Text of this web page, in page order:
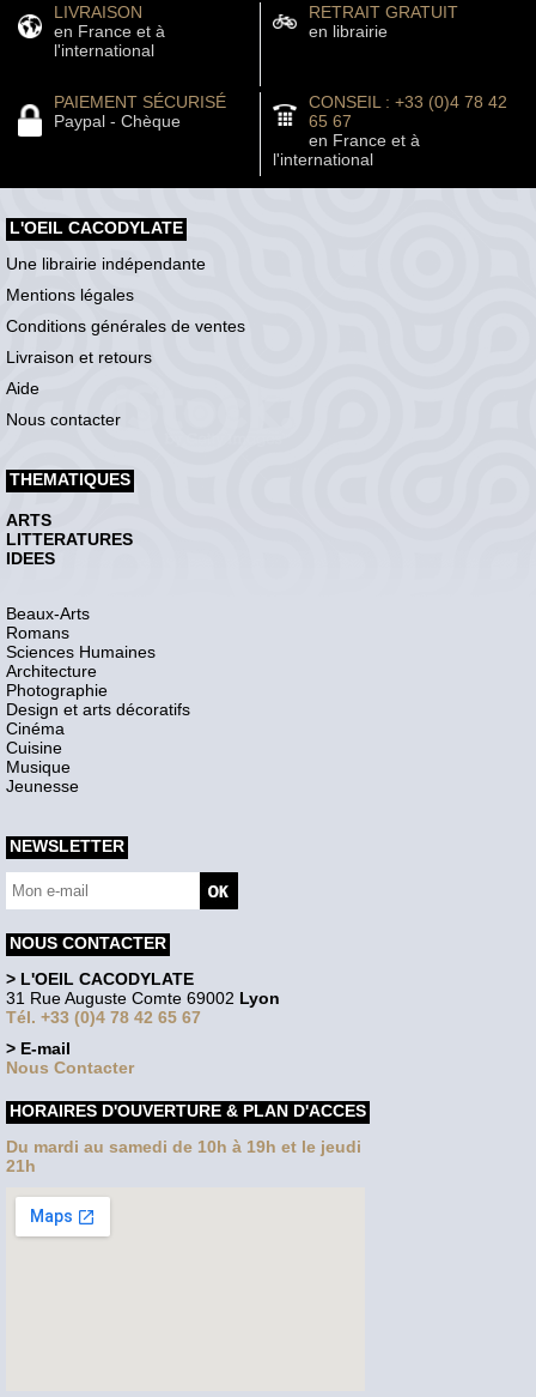
LIVRAISON
en France et à
l'international
RETRAIT GRATUIT
en librairie
PAIEMENT SÉCURISÉ
Paypal - Chèque
CONSEIL : +33 (0)4 78 42
65 67
en France et à
l'international
L'OEIL CACODYLATE
Une librairie indépendante
Mentions légales
Conditions générales de ventes
Livraison et retours
Aide
Nous contacter
THEMATIQUES
ARTS
LITTERATURES
IDEES
Beaux-Arts
Romans
Sciences Humaines
Architecture
Photographie
Design et arts décoratifs
Cinéma
Cuisine
Musique
Jeunesse
NEWSLETTER
NOUS CONTACTER
> L'OEIL CACODYLATE
31 Rue Auguste Comte 69002 Lyon
Tél. +33 (0)4 78 42 65 67
> E-mail
Nous Contacter
HORAIRES D'OUVERTURE & PLAN D'ACCES
Du mardi au samedi de 10h à 19h et le jeudi
21h